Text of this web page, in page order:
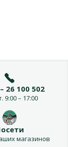
26 100 502
9:00 – 17:00
магазинов